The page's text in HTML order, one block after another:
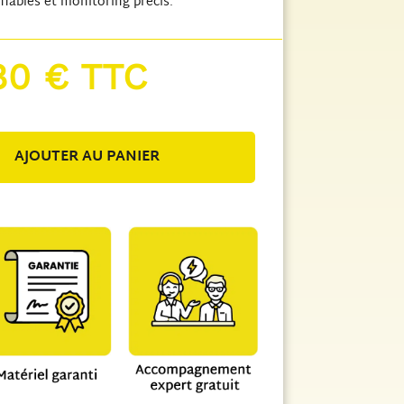
€ TTC
AJOUTER AU PANIER